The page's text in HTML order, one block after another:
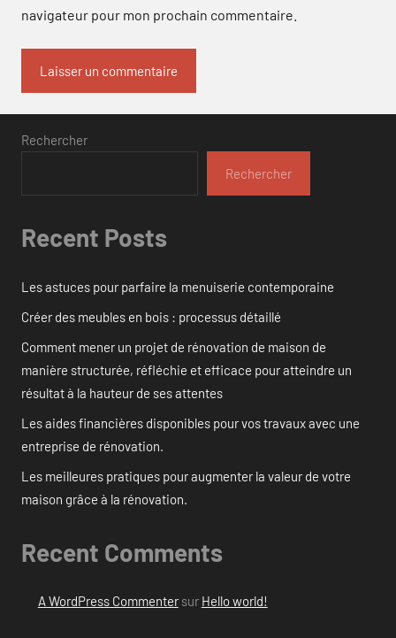
navigateur pour mon prochain commentaire.
Rechercher
Rechercher
Recent Posts
Les astuces pour parfaire la menuiserie contemporaine
Créer des meubles en bois : processus détaillé
Comment mener un projet de rénovation de maison de
manière structurée, réfléchie et efficace pour atteindre un
résultat à la hauteur de ses attentes
Les aides financières disponibles pour vos travaux avec une
entreprise de rénovation.
Les meilleures pratiques pour augmenter la valeur de votre
maison grâce à la rénovation.
Recent Comments
A WordPress Commentersur Hello world!